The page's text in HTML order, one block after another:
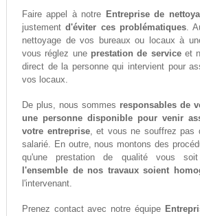
Faire appel à notre Entreprise de
justementd'éviter ces problématiques.
nettoyage de vos bureaux ou locaux à
vous réglez une prestation de serviceet
direct de la personne qui intervient pour
vos locaux.
De plus, nous sommes responsables de
une personne disponible pour venir
votre entreprise, et vous ne souffrez pas
salarié. En outre, nous montons des
qu'une prestation de qualité vous
l'ensemble de nos travaux soient
l'intervenant.
Prenez contact avec notre équipe